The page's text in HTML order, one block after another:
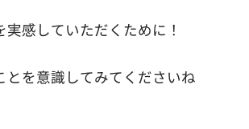
実感していただくために！
とを意識してみてくださいね